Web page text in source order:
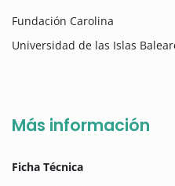
Fundación Carolina
Universidad de las Islas
Más información
Ficha Técnica